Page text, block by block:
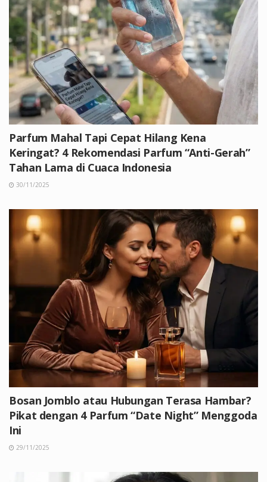
Parfum Mahal Tapi Cepat Hilang Kena
Keringat? 4 Rekomendasi Parfum “Anti-Gerah”
Tahan Lama di Cuaca Indonesia
30/11/2025
Bosan Jomblo atau Hubungan Terasa Hambar?
Pikat dengan 4 Parfum “Date Night” Menggoda
Ini
29/11/2025